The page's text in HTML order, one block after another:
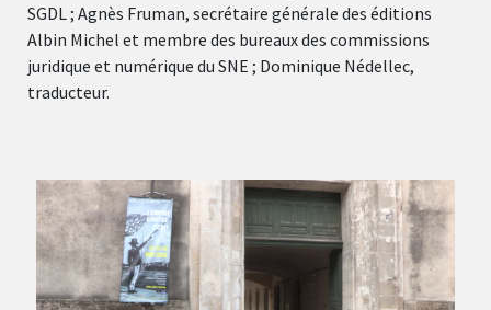
SGDL ; Agnès Fruman, secrétaire générale des éditions
Albin Michel et membre des bureaux des commissions
juridique et numérique du SNE ; Dominique Nédellec,
traducteur.